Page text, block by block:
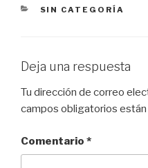
SIN CATEGORÍA
Deja una respuesta
Tu dirección de correo
campos obligatorios
Comentario *